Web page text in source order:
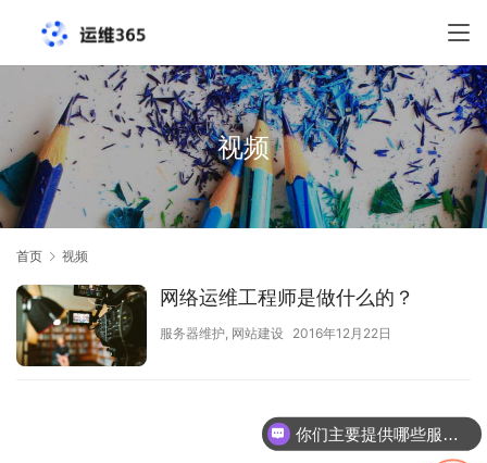
视频
首页 视频
网络运维工程师是做什么的？
服务器维护, 网站建设 2016年12月22日
你们主要提供哪些服务？可以根据需求定制吗？